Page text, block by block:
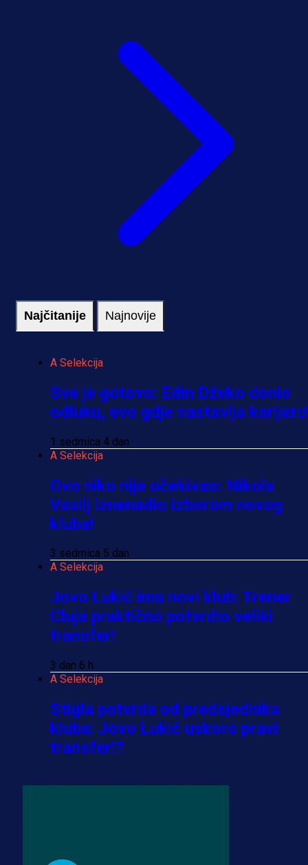
Najčitanije Najnovije
A Selekcija
Sve je gotovo: Edin Džeko donio
odluku, evo gdje nastavlja
1 sedmica 4 dan
A Selekcija
Ovo niko nije očekivao: Nikola
Vasilj iznenadio izborom novog
kluba!
3 sedmica 5 dan
A Selekcija
Jovo Lukić ima novi klub: Trener
Cluja praktično potvrdio veliki
transfer!
3 dan 6 h
A Selekcija
Stigla potvrda od predsjednika
kluba: Jovo Lukić uskoro pravi
transfer!?
dres BiH!